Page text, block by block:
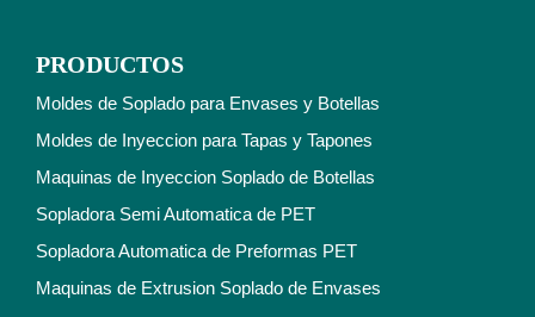
PRODUCTOS
Moldes de Soplado para Envases y Botellas
Moldes de Inyeccion para Tapas y Tapones
Maquinas de Inyeccion Soplado de Botellas
Sopladora Semi Automatica de PET
Sopladora Automatica de Preformas PET
Maquinas de Extrusion Soplado de Envases